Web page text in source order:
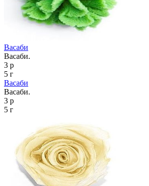
Васаби
Васаби.
3 р
5 г
Васаби
Васаби.
3 р
5 г